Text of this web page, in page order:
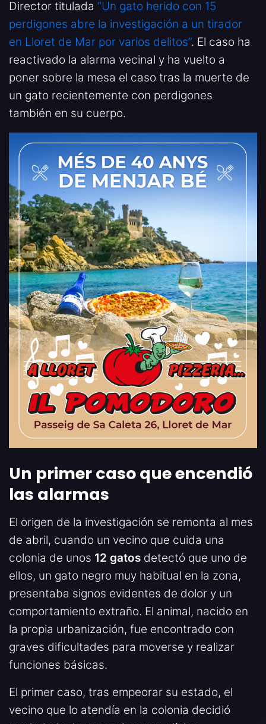
Director titulada “Un gato herido con 15
perdigones abre la investigación a un tirador
en Lloret de Mar por varios delitos”. El caso ha
reactivado la alarma vecinal y ha vuelto a
poner sobre la mesa el caso tras la muerte de
un gato recientemente con perdigones
también en su cuerpo.
Un primer caso que encendió
las alarmas
El origen de la investigación se remonta al mes
de abril, cuando un vecino que cuida una
colonia de unos 12 gatos detectó que uno de
ellos, un gato negro muy habitual en la zona,
presentaba signos evidentes de dolor y un
comportamiento extraño. El animal, nacido en
la propia urbanización, fue encontrado con
graves dificultades para moverse y realizar
funciones básicas.
El primer caso, tras empeorar su estado, el
vecino que lo atendía en la colonia decidió